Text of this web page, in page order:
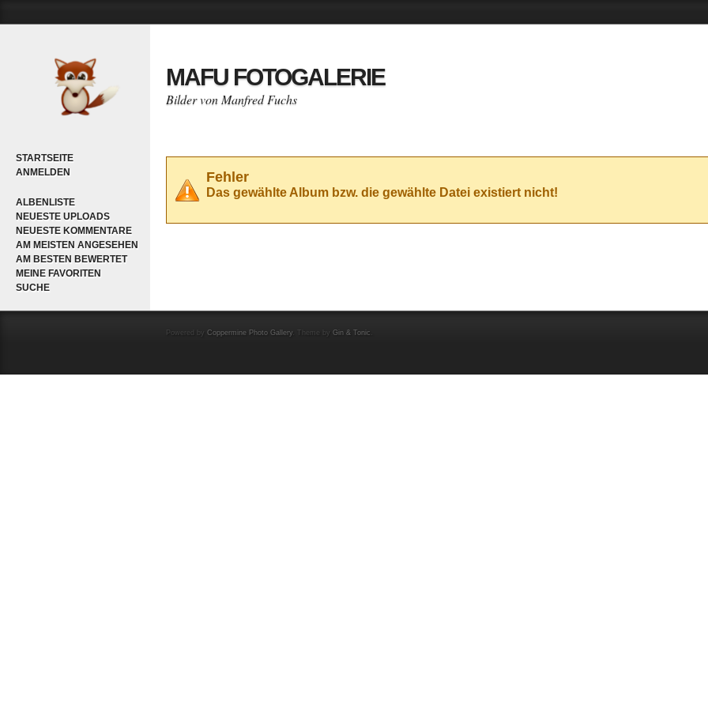
STARTSEITE
ANMELDEN
ALBENLISTE
NEUESTE UPLOADS
NEUESTE KOMMENTARE
AM MEISTEN ANGESEHEN
AM BESTEN BEWERTET
MEINE FAVORITEN
SUCHE
MAFU FOTOGALERIE
Bilder von Manfred Fuchs
Fehler
Das gewählte Album bzw. die gewählte Datei existiert nicht!
Powered by Coppermine Photo Gallery. Theme by Gin & Tonic